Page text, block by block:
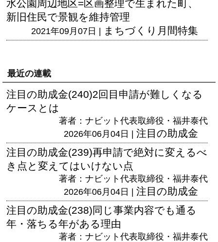
水公園周辺地区=区画整理で生まれた町、
新旧住民で景観を維持管理
2021年09月07日 | まちづくり月間特集
最近の連載
注目の助成金(240)2回目申請が難しくなる
ケースとは
著者：ナビット代表取締役・福井泰代
2026年06月04日 | 注目の助成金
注目の助成金(239)再申請で絶対に変えるべ
き点と変えてはいけない点
著者：ナビット代表取締役・福井泰代
2026年06月04日 | 注目の助成金
注目の助成金(238)同じ事業内容でも通る
年・落ちる年がある理由
著者：ナビット代表取締役・福井泰代